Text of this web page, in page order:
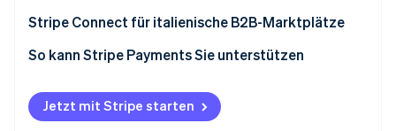
Erfahren Sie, wie Stripe Lösungen für die
Zahlungsaufschub
Treuhandkonten
Umsatz- und andere Steuern
Wann eine Lizenz erforderlich ist
Zahlungs- und Sicherheitsvorschriften
Datenschutz und die Datenschutz-
Grundverordnung (DSGVO)
Stripe Connect für italienische B2B-Marktplätze
Zahlungsverwaltung für mehrere Anbieter
Integriertes Compliance-Management
Skalierbarkeit
So kann Stripe Payments Sie unterstützen
Jetzt mit Stripe starten